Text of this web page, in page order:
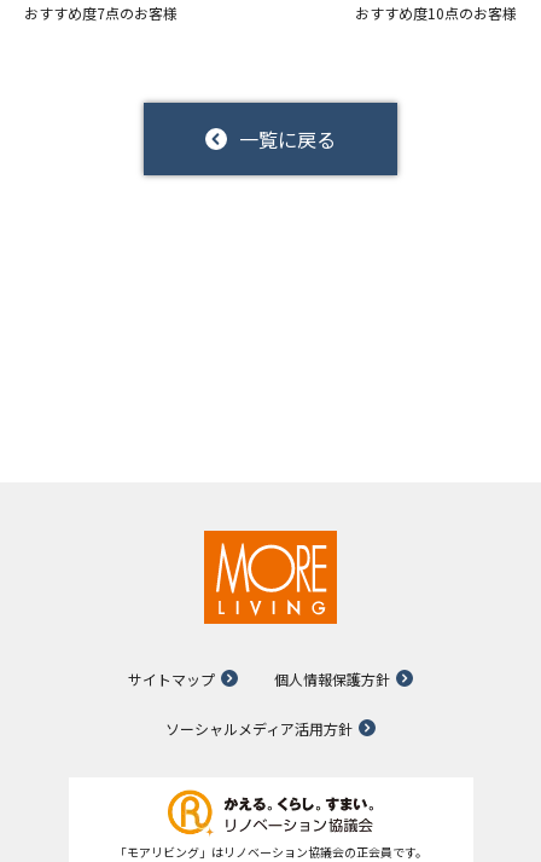
おすすめ度7点のお客様
一覧に戻る
おすすめ度10点のお客様
サイトマップ 個人情報保護方針
ソーシャルメディア活用方針
「モアリビング」はリノベーション協議会の正会員です。